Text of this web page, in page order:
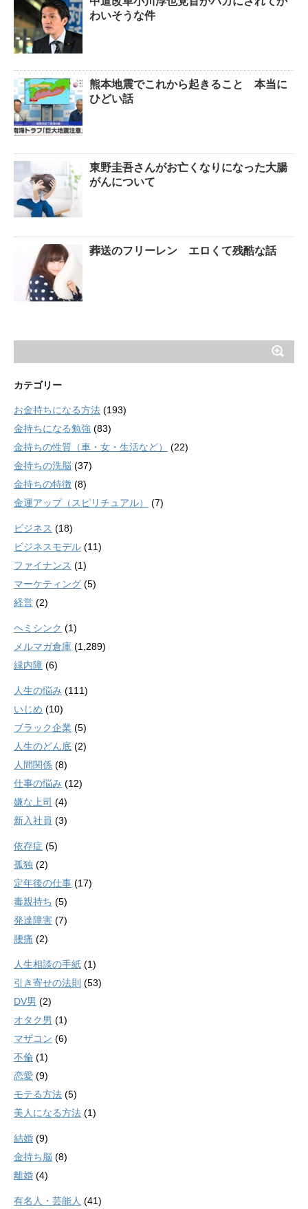
わいそうな件
熊本地震でこれから起きること 本当に
ひどい話
東野圭吾さんがお亡くなりになった大腸
がんについて
葬送のフリーレン エロくて残酷な話
カテゴリー
お金持ちになる方法 (193)
金持ちになる勉強 (83)
金持ちの性質（車・女・生活など）
(22)
金持ちの洗脳 (37)
金持ちの特徴 (8)
金運アップ（スピリチュアル）
(7)
ビジネス (18)
ビジネスモデル (11)
ファイナンス (1)
マーケティング (5)
経営 (2)
ヘミシンク (1)
メルマガ倉庫 (1,289)
緑内障 (6)
人生の悩み (111)
いじめ (10)
ブラック企業 (5)
人生のどん底 (2)
人間関係 (8)
仕事の悩み (12)
嫌な上司 (4)
新入社員 (3)
依存症 (5)
孤独 (2)
定年後の仕事 (17)
毒親持ち (5)
発達障害 (7)
腰痛 (2)
人生相談の手紙 (1)
引き寄せの法則 (53)
DV男 (2)
オタク男 (1)
マザコン (6)
不倫 (1)
恋愛 (9)
モテる方法 (5)
美人になる方法 (1)
結婚 (9)
金持ち脳 (8)
離婚 (4)
有名人・芸能人 (41)